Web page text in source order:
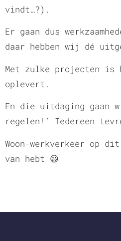
vindt…?).
Er gaan dus
daar hebben wij dé
Met zulke projecten is
oplevert.
En die uitdaging gaan
regelen!’ Iedereen
Woon-werkverkeer op
van hebt 😃